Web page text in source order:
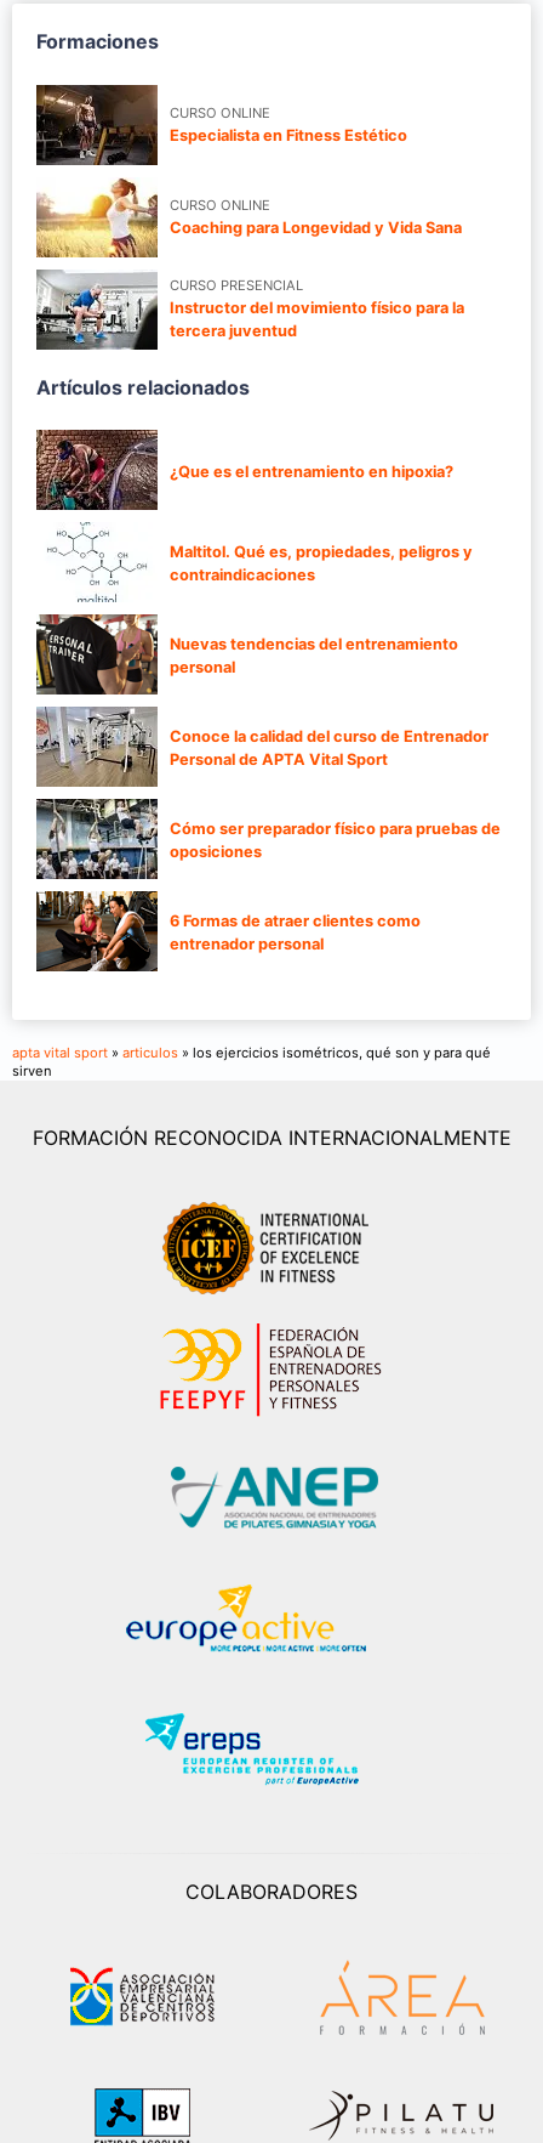
Formaciones
CURSO ONLINE
Especialista en Fitness Estético
CURSO ONLINE
Coaching para Longevidad y Vida Sana
CURSO PRESENCIAL
Instructor del movimiento físico para la
tercera juventud
Artículos relacionados
¿Que es el entrenamiento en hipoxia?
Maltitol. Qué es, propiedades, peligros y
contraindicaciones
Nuevas tendencias del entrenamiento
personal
Conoce la calidad del curso de Entrenador
Personal de APTA Vital Sport
Cómo ser preparador físico para pruebas de
oposiciones
6 Formas de atraer clientes como
entrenador personal
apta vital sport » articulos » los ejercicios isométricos, qué son y para qué
sirven
FORMACIÓN RECONOCIDA INTERNACIONALMENTE
COLABORADORES